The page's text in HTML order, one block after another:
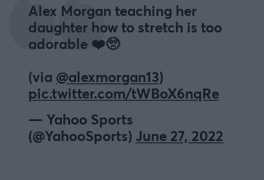
Alex Morgan teaching her
daughter how to stretch is too
adorable ❤️🥺
(via @alexmorgan13)
pic.twitter.com/tWBoX6nqRe
— Yahoo Sports
(@YahooSports) June 27, 2022